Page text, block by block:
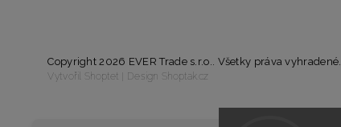
Copyright 2026 EVER Trade s.r.o.. Všetky práva vyhradené.
Vytvořil Shoptet | Design Shoptak.cz